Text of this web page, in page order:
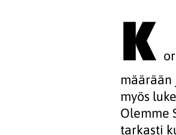
K
määrään
myös
Olemme
tarkasti